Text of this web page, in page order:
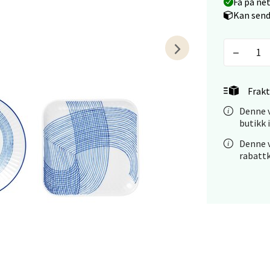
Kan
Denne
butikk
Denne
10-20
- Alti Mandal
55, 4517 Mandal
10-20